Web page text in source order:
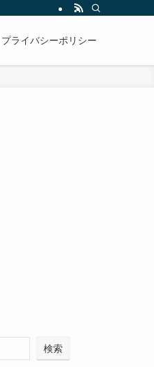
プライバシーポリシー
検索